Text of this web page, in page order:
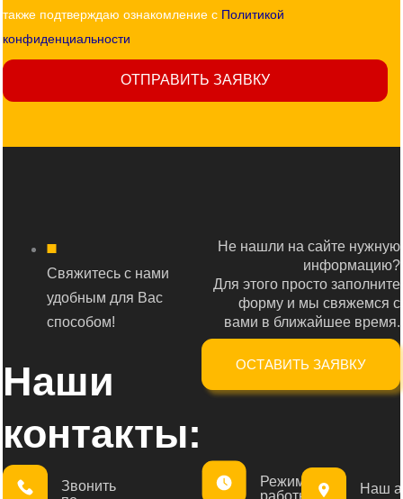
также подтверждаю ознакомление с Политикой
конфиденциальности
ОТПРАВИТЬ ЗАЯВКУ
Свяжитесь с нами
удобным для Вас
способом!
Наши
контакты:
Не нашли на сайте нужную
информацию?
Для этого просто заполните
форму и мы свяжемся с
вами в ближайшее время.
ОСТАВИТЬ ЗАЯВКУ
Звонить
Режим
Наш